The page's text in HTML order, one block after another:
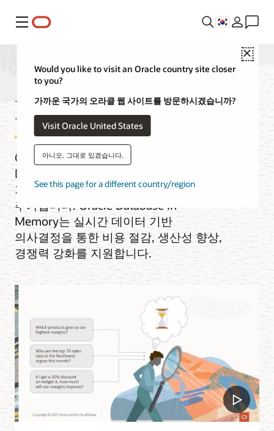
메뉴
Close
Would you like to visit an Oracle country site closer
to you?
가까운 국가의 오라클 웹 사이트를 방문하시겠습니까?
Visit Oracle United States
아니오. 그대로 있겠습니다.
See this page for a different country/region
Database In-Memory
Oracle Database In-Memory는 Oracle
Database에 분석 쿼리를 투명하게, 대폭
가속화시켜주는 열 형식 기능을
추가합니다. Oracle Database In-
Memory는 실시간 데이터 기반
의사결정을 통한 비용 절감, 생산성 향상,
경쟁력 강화를 지원합니다.